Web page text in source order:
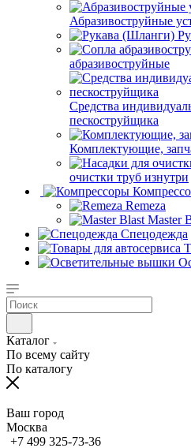
Абразивоструйные
абразивоструйные
Средства
пескоструйщика
Комплектующие,
очистки труб изнутри
Remeza
Master
Спецодежда
Каталог
По всему сайту
По каталогу
Ваш город
Москва
+7 499 325-73-36